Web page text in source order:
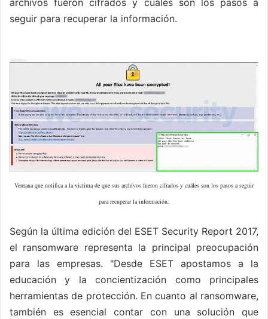
archivos fueron cifrados y cuáles son los pasos a
seguir para recuperar la información.
Ventana que notifica a la victima de que sus archivos fueron cifrados y cuáles son los pasos a seguir
para recuperar la información.
Según la última edición del ESET Security Report 2017,
el ransomware representa la principal preocupación
para las empresas. "Desde ESET apostamos a la
educación y la concientización como principales
herramientas de protección. En cuanto al ransomware,
también es esencial contar con una solución que